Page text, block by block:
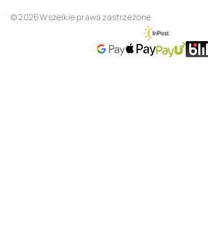
© 2026 Wszelkie prawa zastrzeżone